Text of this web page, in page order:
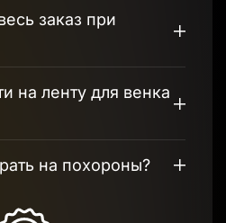
заказ при
на ленту для венка
на похороны?